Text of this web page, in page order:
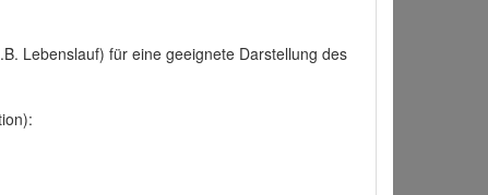
Lebenslauf) für eine geeignete Darstellung des